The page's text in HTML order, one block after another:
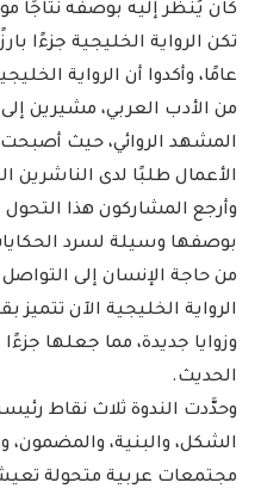
كان يُنظر إليه بوصفه نتاجًا
تكن الرواية الخليجية جزءًا
عامًا، وأكدوا أن الرواية
من الأدب العربي، مشيرين
المشهد الروائي، حيث أصبحت
الأعمال طلبًا لدى الناشرين
وأرجع المشاركون هذا
بوصفها وسيلة لسرد
من حاجة الإنسان إلى
الرواية الخليجية الآن تتميز
وزوايا جديدة، مما جعلها
الحديث.
وحدَّدت الندوة ثلاث نقاط
الشكل، والبنية،
مجتمعات عربية متحولة